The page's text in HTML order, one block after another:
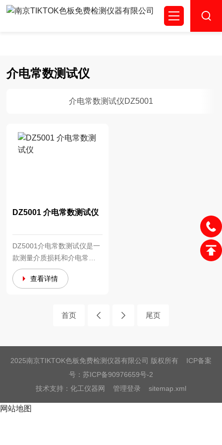
TIKTOK色板免费,TIKTOK色板免费网站IOS,成人TIKTOK下
介电常数测试仪
介电常数测试仪DZ5001
DZ5001 介电常数测试仪
DZ5001介电常数测试仪是一
款测量介质损耗和介电常数
的测量仪器，采用高
频谐振法，测量准确度
单，液晶显示，测
等信息，可咨
询：400-885-
2060。
查看详情
首页 尾页
2025南京TIKTOK色板免费检测仪器有限公司 版权所有 ICP备案
号： 苏ICP备90976659号-2
技术支持： 化工仪器网 管理登录 sitemap.xml
网站地图